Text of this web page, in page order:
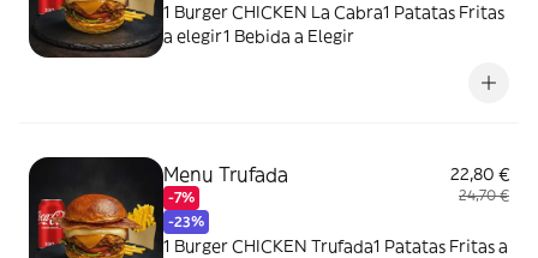
1 Burger CHICKEN La Cabra1 Patatas Fritas
a elegir1 Bebida a Elegir
Menu Trufada
-7%
-23%
22,80 €
24,70 €
1 Burger CHICKEN Trufada1 Patatas Fritas a